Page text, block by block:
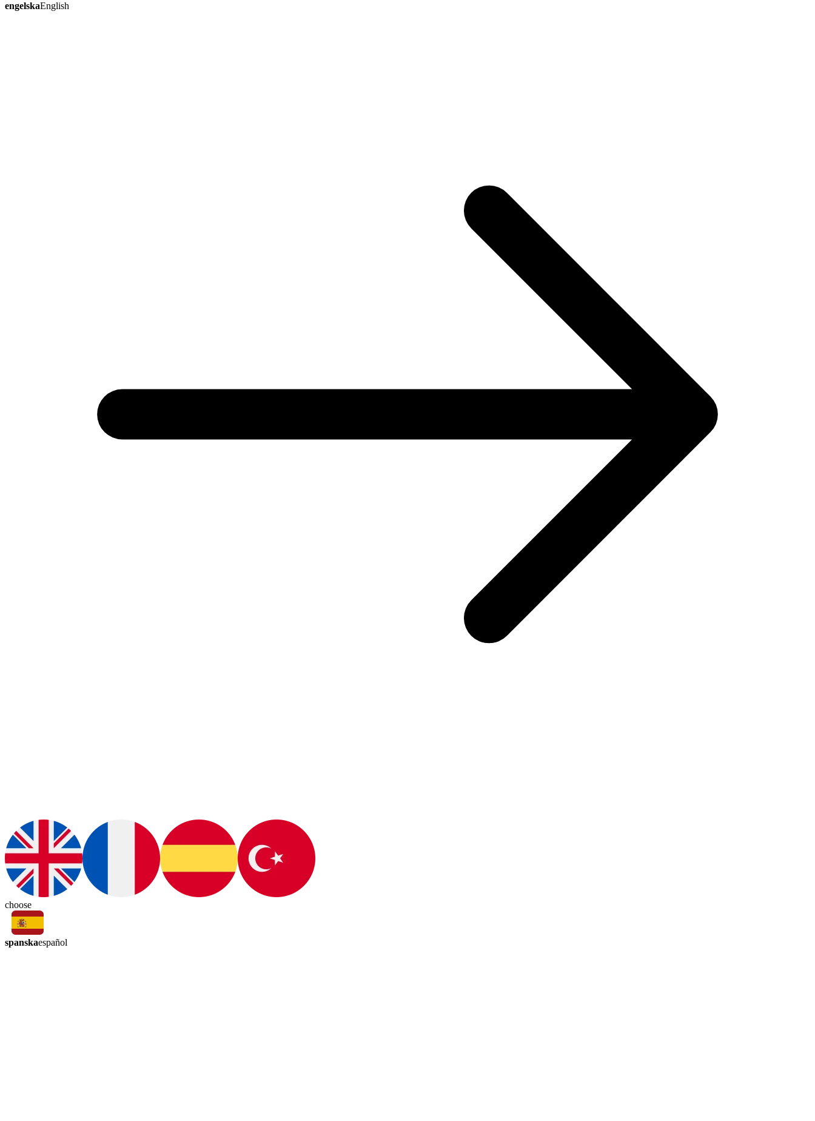
engelskaEnglish
choose
spanskaespañol